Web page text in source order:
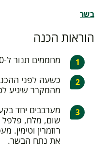
בשר
הוראות הכנה
מחממים תנור ל-200 מעלות.
כשעה לפני
מהמקרר שיגיע
מערבבים יחד
שום, מלח, פלפל
רוזמרין וטימין.
את נתח הבשר.